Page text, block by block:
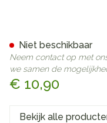
€ 10,90
Niet beschikbaar
Neem contact op met
we samen de
Bekijk alle